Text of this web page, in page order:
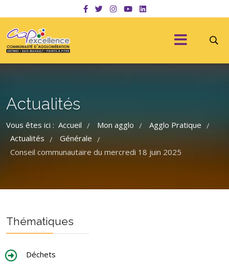
Actualités
Vous êtes ici : Accueil / Mon agglo / Agglo Pratique /
Actualités / Générale /
Conseil communautaire du mercredi 18 juin 2025
Thématiques
Déchets